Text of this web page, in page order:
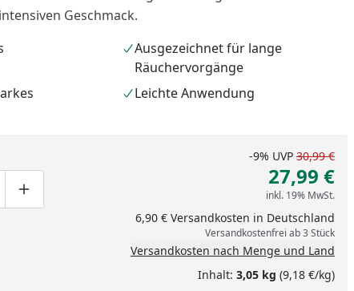
Geschmack.
Ausgezeichnet für lange
Räuchervorgänge
Leichte Anwendung
um eins verringern
manuell eingeben
Produktmenge um eins erhöhen
-9% UVP 30,99 €
27,99 €
inkl. 19% MwSt.
6,90 € Versandkosten in Deutschland
Versandkostenfrei ab 3 Stück
Versandkosten nach Menge und Land
Inhalt: 3,05 kg (9,18 €/kg)